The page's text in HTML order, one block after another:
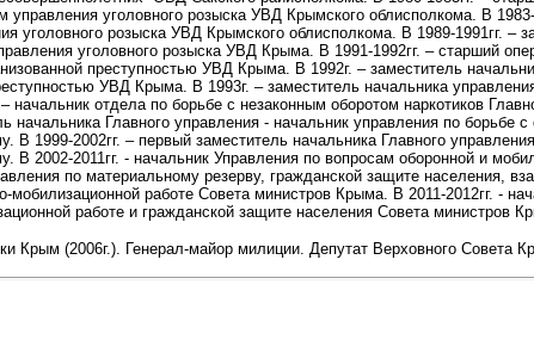
уголовного розыска УВД Крымского облисполкома. В 1983-
уголовного розыска УВД Крымского облисполкома. В 1989-1991гг. –
уголовного розыска УВД Крыма. В 1991-1992гг. – старший
преступностью УВД Крыма. В 1992г. – заместитель
УВД Крыма. В 1993г. – заместитель начальника
начальник отдела по борьбе с незаконным оборотом наркотиков
начальника Главного управления - начальник управления по борьбе с
1999-2002гг. – первый заместитель начальника Главного
В 2002-2011гг. - начальник Управления по вопросам оборонной и
по материальному резерву, гражданской защите населения,
работе Совета министров Крыма. В 2011-2012гг. -
работе и гражданской защите населения Совета министров
Крым (2006г.). Генерал-майор милиции. Депутат Верховного Совета